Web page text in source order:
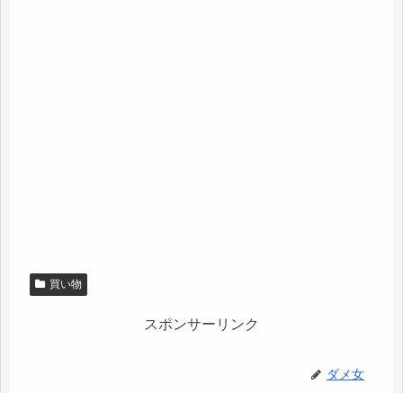
買い物
スポンサーリンク
ダメ女